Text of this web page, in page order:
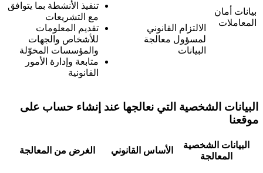
بيانات أمان
المعاملات
الالتزام القانوني
لمسؤول معالجة
البيانات
تنفيذ الأنشطة بما يتوافق
مع التشريعات
تقديم المعلومات
للأشخاص والجهات
والمؤسسات المخوّلة
متابعة وإدارة الأمور
القانونية
البيانات الشخصية التي نعالجها عند إنشاء حساب على
موقعنا
البيانات الشخصية
المعالجة
الأساس القانوني الغرض من المعالجة